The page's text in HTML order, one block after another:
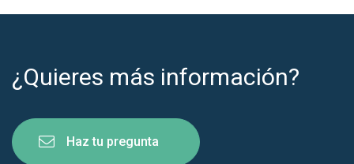
¿Quieres más información?
Haz tu pregunta